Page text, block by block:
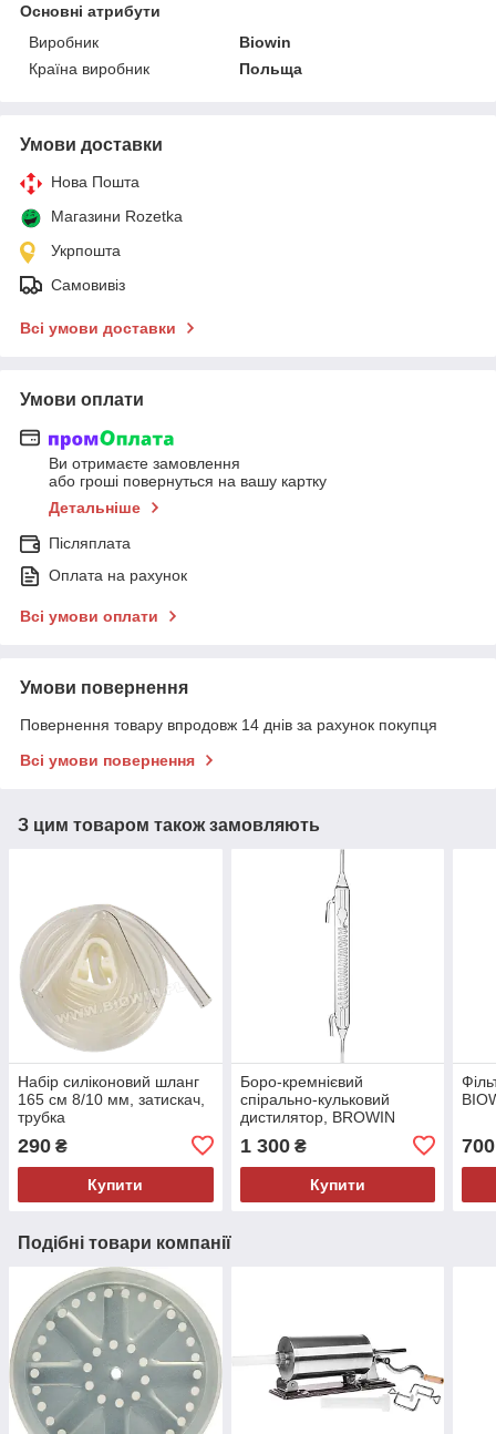
Основні атрибути
Виробник
Biowin
Країна виробник
Польща
Умови доставки
Нова Пошта
Магазини Rozetka
Укрпошта
Самовивіз
Всі умови доставки
Умови оплати
Ви отримаєте замовлення
або гроші повернуться на вашу картку
Детальніше
Післяплата
Оплата на рахунок
Всі умови оплати
Умови повернення
Повернення товару впродовж 14 днів за рахунок покупця
Всі умови повернення
З цим товаром також замовляють
Набір силіконовий шланг
165 см 8/10 мм, затискач,
трубка
290 ₴
Купити
Боро-кремнієвий
спірально-кульковий
дистилятор, BROWIN
1 300₴
Купити
700
Подібні товари компанії